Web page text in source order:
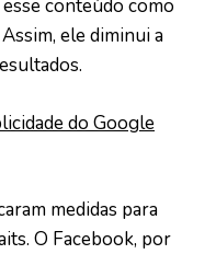
conteúdo como
ele diminui a
do Google
medidas para
O Facebook, por